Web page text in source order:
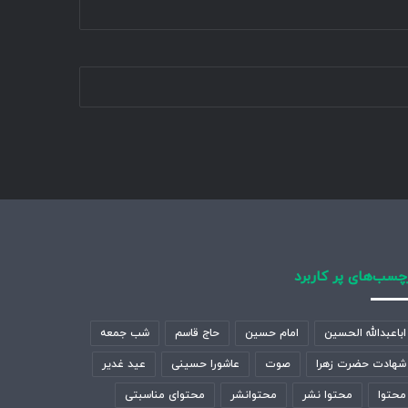
پر کاربرد
اباعبدالله الحسین امام حسین حاج قاسم شب جمعه
شهادت حضرت زهرا صوت عاشورا حسینی عید غدیر
محتوا محتوا نشر محتوانشر محتوای مناسبتی